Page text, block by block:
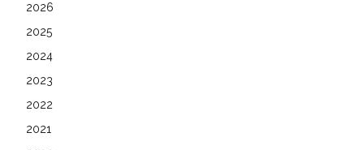
2026
2025
2024
2023
2022
2021